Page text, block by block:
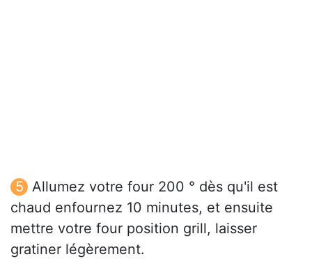
Allumez votre four 200 ° dès qu'il est
chaud enfournez 10 minutes, et ensuite
mettre votre four position grill, laisser
gratiner légèrement.